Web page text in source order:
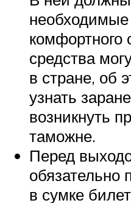
необходимые
комфортного
средства
в стране, об
узнать
возникнуть
таможне.
Перед
обязательно
в сумке